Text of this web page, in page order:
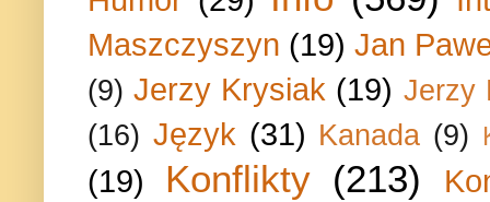
Maszczyszyn (19) Jan
(9) Jerzy Krysiak (19) Jerzy
(16) Język (31) Kanada (9)
(19) Konflikty (213)